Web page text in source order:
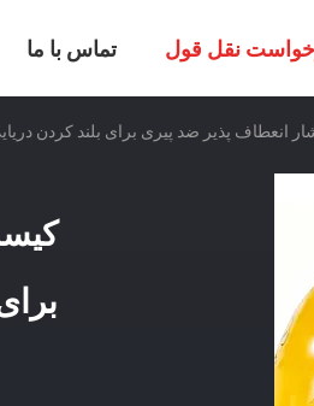
تماس با ما نقل قول
انعطاف پذیر ضد پیری برای بلند کردن